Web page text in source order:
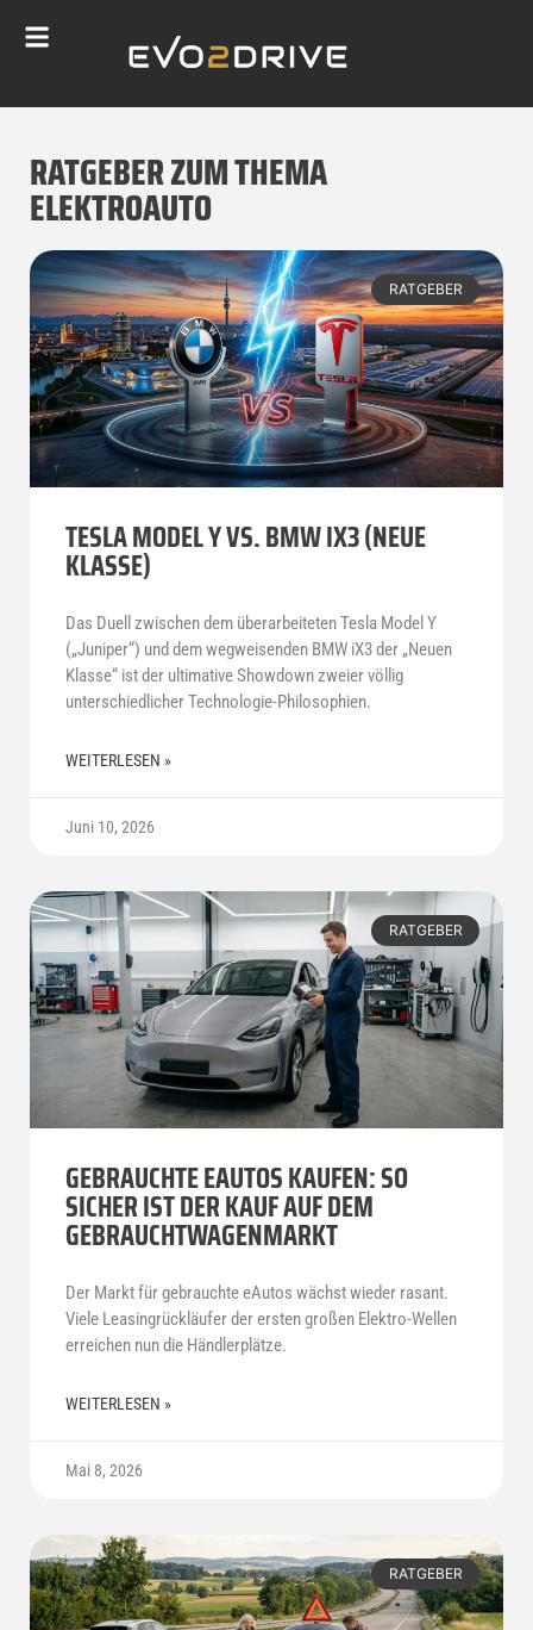
RATGEBER ZUM THEMA
ELEKTROAUTO
RATGEBER
TESLA MODEL Y VS. BMW IX3 (NEUE
KLASSE)
Das Duell zwischen dem überarbeiteten Tesla Model Y
(„Juniper“) und dem wegweisenden BMW iX3 der „Neuen
Klasse“ ist der ultimative Showdown zweier völlig
unterschiedlicher Technologie-Philosophien.
WEITERLESEN »
Juni 10, 2026
RATGEBER
GEBRAUCHTE EAUTOS KAUFEN: SO
SICHER IST DER KAUF AUF DEM
GEBRAUCHTWAGENMARKT
Der Markt für gebrauchte eAutos wächst wieder rasant.
Viele Leasingrückläufer der ersten großen Elektro-Wellen
erreichen nun die Händlerplätze.
WEITERLESEN »
Mai 8, 2026
RATGEBER